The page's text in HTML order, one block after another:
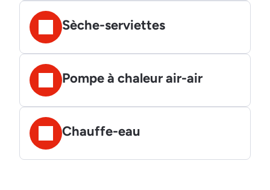
Sèche-serviettes
Pompe à chaleur air-air
Chauffe-eau